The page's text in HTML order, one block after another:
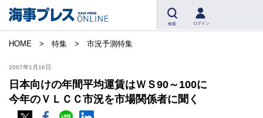
検索 ログイン
HOME 特集 市況予測特集
2007年1月16日
日本向けの年間平均運賃はＷＳ90～100に
今年のＶＬＣＣ市況を市場関係者に聞く